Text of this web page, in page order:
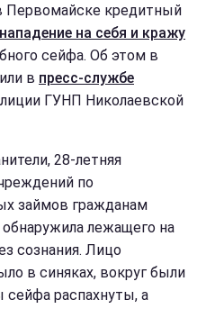
Первомайске кредитный
на себя и кражу
сейфа. Об этом в
в пресс-службе
ГУНП Николаевской
28-летняя
по
займов гражданам
лежащего на
сознания. Лицо
в синяках, вокруг были
распахнуты, а